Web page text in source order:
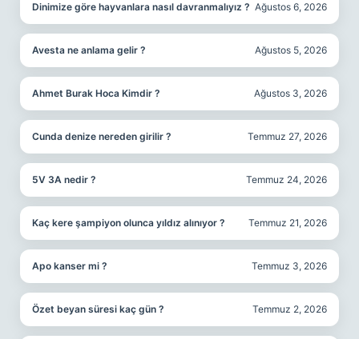
Dinimize göre hayvanlara nasıl davranmalıyız ? Ağustos 6, 2026
Avesta ne anlama gelir ? Ağustos 5, 2026
Ahmet Burak Hoca Kimdir ? Ağustos 3, 2026
Cunda denize nereden girilir ? Temmuz 27, 2026
5V 3A nedir ? Temmuz 24, 2026
Kaç kere şampiyon olunca yıldız alınıyor ? Temmuz 21, 2026
Apo kanser mi ? Temmuz 3, 2026
Özet beyan süresi kaç gün ? Temmuz 2, 2026